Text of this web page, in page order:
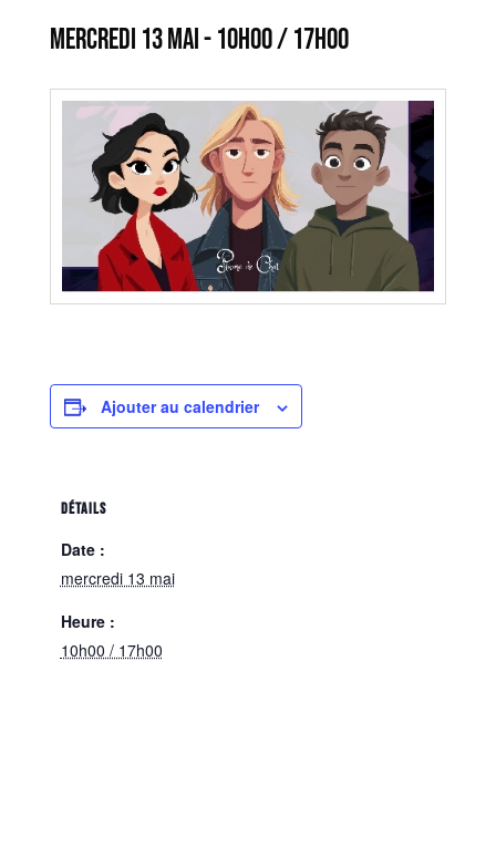
mercredi 13 mai - 10h00/17h00
Ajouter au calendrier
DÉTAILS
Date :
mercredi 13 mai
Heure :
10h00 / 17h00